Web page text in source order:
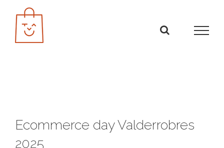
contenido
Ecommerce day Valderrobres
2025